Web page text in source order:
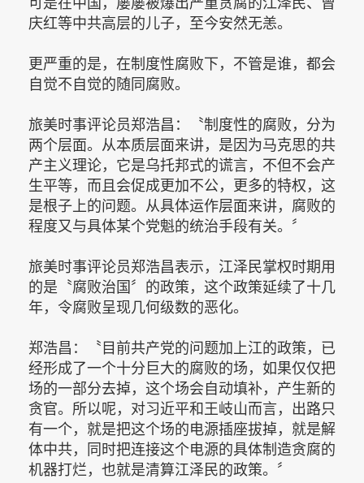
庆红等中共高层的儿子，至今安然无恙。
更严重的是，在制度性腐败下，不管是谁，都会
自觉不自觉的随同腐败。
旅美时事评论员郑浩昌：〝制度性的腐败，分为
两个层面。从本质层面来讲，是因为马克思的共
产主义理论，它是乌托邦式的谎言，不但不会产
生平等，而且会促成更加不公，更多的特权，这
是根子上的问题。从具体运作层面来讲，腐败的
程度又与具体某个党魁的统治手段有关。〞
旅美时事评论员郑浩昌表示，江泽民掌权时期用
的是〝腐败治国〞的政策，这个政策延续了十几
年，令腐败呈现几何级数的恶化。
郑浩昌：〝目前共产党的问题加上江的政策，已
经形成了一个十分巨大的腐败的场，如果仅仅把
场的一部分去掉，这个场会自动填补，产生新的
贪官。所以呢，对习近平和王岐山而言，出路只
有一个，就是把这个场的电源插座拔掉，就是解
体中共，同时把连接这个电源的具体制造贪腐的
机器打烂，也就是清算江泽民的政策。〞